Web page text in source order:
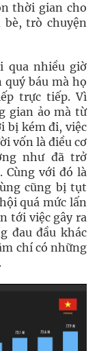
thời gian cho
bè, trò chuyện
qua nhiều giờ
báu mà họ
trực tiếp. Vì
gian ảo mà từ
bị kém đi, việc
vốn là điều cơ
như đã trở
Cùng với đó là
cũng bị tụt
quá mức lấn
tới việc gây ra
đau đầu khác
chí có những